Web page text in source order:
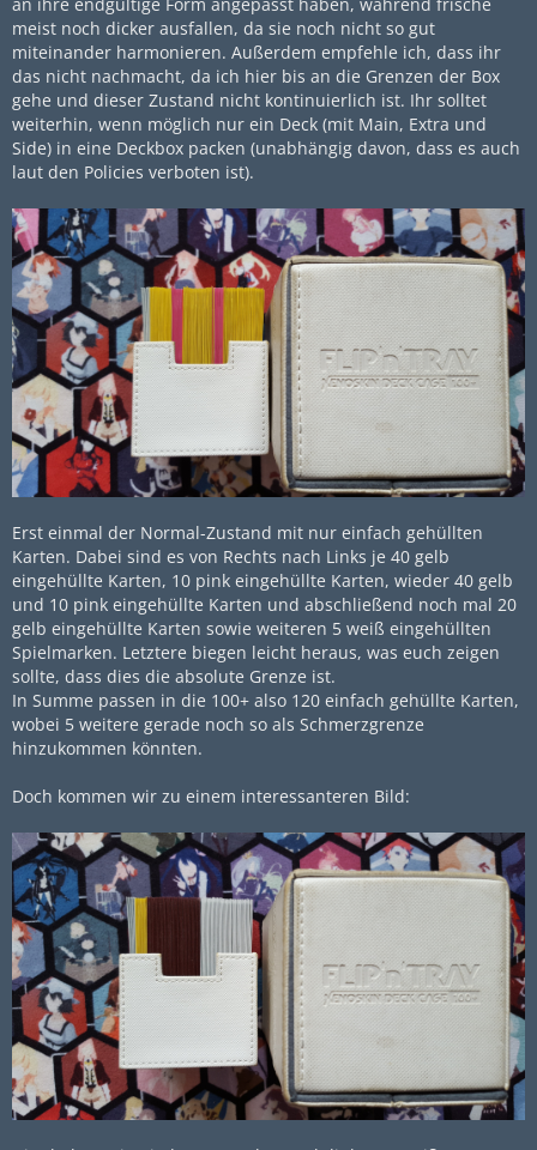
meist noch dicker ausfallen, da sie noch nicht so gut
miteinander harmonieren. Außerdem empfehle ich, dass ihr
das nicht nachmacht, da ich hier bis an die Grenzen der Box
gehe und dieser Zustand nicht kontinuierlich ist. Ihr solltet
weiterhin, wenn möglich nur ein Deck (mit Main, Extra und
Side) in eine Deckbox packen (unabhängig davon, dass es auch
laut den Policies verboten ist).
Erst einmal der Normal-Zustand mit nur einfach gehüllten
Karten. Dabei sind es von Rechts nach Links je 40 gelb
eingehüllte Karten, 10 pink eingehüllte Karten, wieder 40 gelb
und 10 pink eingehüllte Karten und abschließend noch mal 20
gelb eingehüllte Karten sowie weiteren 5 weiß eingehüllten
Spielmarken. Letztere biegen leicht heraus, was euch zeigen
sollte, dass dies die absolute Grenze ist.
In Summe passen in die 100+ also 120 einfach gehüllte Karten,
wobei 5 weitere gerade noch so als Schmerzgrenze
hinzukommen könnten.
Doch kommen wir zu einem interessanteren Bild: